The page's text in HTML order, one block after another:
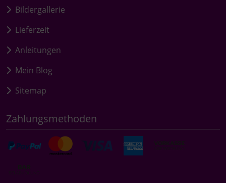
Bildergallerie
Lieferzeit
Anleitungen
Mein Blog
Sitemap
Zahlungsmethoden